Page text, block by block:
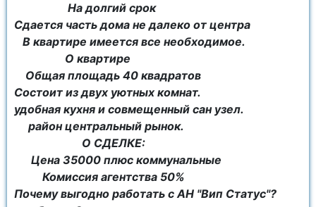
На долгий срок
Сдается часть дома не далеко от центра
В квартире имеется все необходимое.
О квартире
Общая площадь 40 квадратов
Состоит из двух уютных комнат.
удобная кухня и совмещенный сан узел.
район центральный рынок.
О СДЕЛКЕ:
Цена 35000 плюс коммунальные
Комиссия агентства 50%
Почему выгодно работать с АН "Вип Статус"?